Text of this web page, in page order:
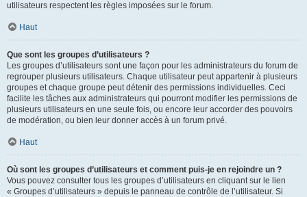
utilisateurs respectent les règles imposées sur le forum.
Haut
Que sont les groupes d’utilisateurs ?
Les groupes d’utilisateurs sont une façon pour les administrateurs du forum de
regrouper plusieurs utilisateurs. Chaque utilisateur peut appartenir à plusieurs
groupes et chaque groupe peut détenir des permissions individuelles. Ceci
facilite les tâches aux administrateurs qui pourront modifier les permissions de
plusieurs utilisateurs en une seule fois, ou encore leur accorder des pouvoirs
de modération, ou bien leur donner accès à un forum privé.
Haut
Où sont les groupes d’utilisateurs et comment puis-je en rejoindre un ?
Vous pouvez consulter tous les groupes d’utilisateurs en cliquant sur le lien
« Groupes d’utilisateurs » depuis le panneau de contrôle de l’utilisateur. Si